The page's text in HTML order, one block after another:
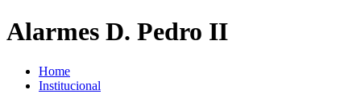
Alarmes D. Pedro II
Home
Institucional